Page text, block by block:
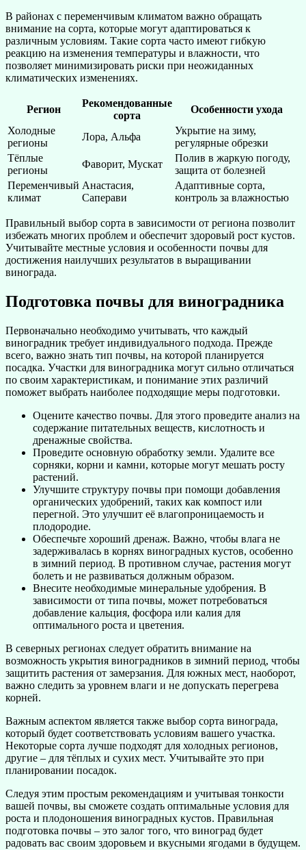
В районах с переменчивым климатом важно обращать
внимание на сорта, которые могут адаптироваться к
различным условиям. Такие сорта часто имеют гибкую
реакцию на изменения температуры и влажности, что
позволяет минимизировать риски при неожиданных
климатических изменениях.
Регион
Рекомендованные
сорта
Особенности ухода
Холодные
регионы
Лора, Альфа
Укрытие на зиму,
регулярные обрезки
Тёплые
регионы
Фаворит, Мускат
Полив в жаркую погоду,
защита от болезней
Переменчивый
климат
Анастасия,
Саперави
Адаптивные сорта,
контроль за влажностью
Правильный выбор сорта в зависимости от региона позволит
избежать многих проблем и обеспечит здоровый рост кустов.
Учитывайте местные условия и особенности почвы для
достижения наилучших результатов в выращивании
винограда.
Подготовка почвы для виноградника
Первоначально необходимо учитывать, что каждый
виноградник требует индивидуального подхода. Прежде
всего, важно знать тип почвы, на которой планируется
посадка. Участки для виноградника могут сильно отличаться
по своим характеристикам, и понимание этих различий
поможет выбрать наиболее подходящие меры подготовки.
Оцените качество почвы. Для этого проведите анализ на
содержание питательных веществ, кислотность и
дренажные свойства.
Проведите основную обработку земли. Удалите все
сорняки, корни и камни, которые могут мешать росту
растений.
Улучшите структуру почвы при помощи добавления
органических удобрений, таких как компост или
перегной. Это улучшит её влагопроницаемость и
плодородие.
Обеспечьте хороший дренаж. Важно, чтобы влага не
задерживалась в корнях виноградных кустов, особенно
в зимний период. В противном случае, растения могут
болеть и не развиваться должным образом.
Внесите необходимые минеральные удобрения. В
зависимости от типа почвы, может потребоваться
добавление кальция, фосфора или калия для
оптимального роста и цветения.
В северных регионах следует обратить внимание на
возможность укрытия виноградников в зимний период, чтобы
защитить растения от замерзания. Для южных мест, наоборот,
важно следить за уровнем влаги и не допускать перегрева
корней.
Важным аспектом является также выбор сорта винограда,
который будет соответствовать условиям вашего участка.
Некоторые сорта лучше подходят для холодных регионов,
другие – для тёплых и сухих мест. Учитывайте это при
планировании посадок.
Следуя этим простым рекомендациям и учитывая тонкости
вашей почвы, вы сможете создать оптимальные условия для
роста и плодоношения виноградных кустов. Правильная
подготовка почвы – это залог того, что виноград будет
радовать вас своим здоровьем и вкусными ягодами в будущем.